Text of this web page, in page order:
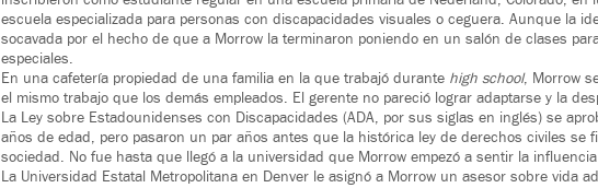
escuela especializada para personas con discapacidades visuales o ceguera. Aunque la
socavada por el hecho de que a Morrow la terminaron poniendo en un salón de clases
especiales.
En una cafetería propiedad de una familia en la que trabajó durante high school, Morrow
el mismo trabajo que los demás empleados. El gerente no pareció lograr adaptarse y la
La Ley sobre Estadounidenses con Discapacidades (ADA, por sus siglas en inglés) se
años de edad, pero pasaron un par años antes que la histórica ley de derechos civiles se
sociedad. No fue hasta que llegó a la universidad que Morrow empezó a sentir la
La Universidad Estatal Metropolitana en Denver le asignó a Morrow un asesor sobre vida